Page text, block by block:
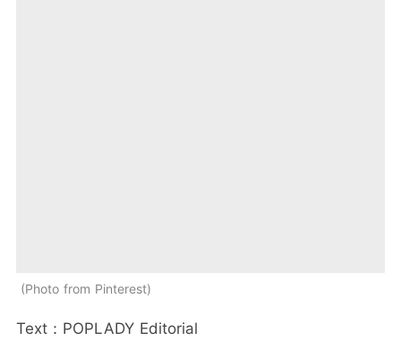
Photo from Pinterest
Text：POPLADY Editorial